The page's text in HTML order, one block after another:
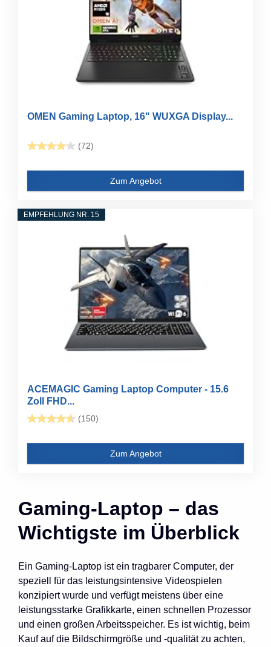
OMEN Gaming Laptop, 16" WUXGA Display...
(72)
Zum Angebot
EMPFEHLUNG NR. 15
ACEMAGIC Gaming Laptop Computer - 15.6
Zoll FHD...
(150)
Zum Angebot
Gaming-Laptop – das
Wichtigste im Überblick
Ein Gaming-Laptop ist ein tragbarer Computer, der
speziell für das leistungsintensive Videospielen
konzipiert wurde und verfügt meistens über eine
leistungsstarke Grafikkarte, einen schnellen Prozessor
und einen großen Arbeitsspeicher. Es ist wichtig, beim
Kauf auf die Bildschirmgröße und -qualität zu achten,